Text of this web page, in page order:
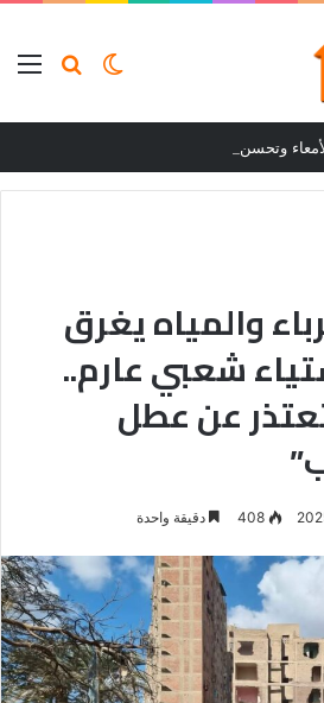
بحثالوضع
والمياه يغرق
شعبي عارم..
عن عطل
408 دقيقة واحدة